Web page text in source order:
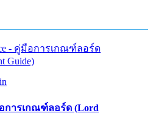
อการเกณฑ์ลอร์ด (Lord